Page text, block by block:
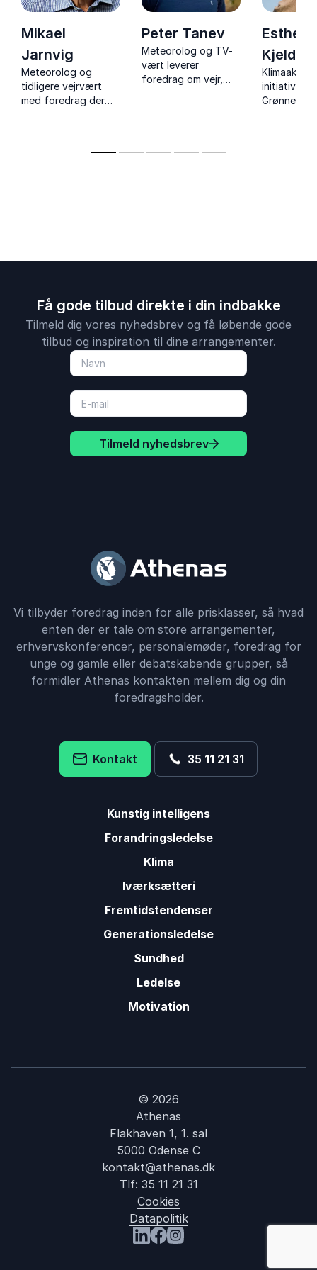
Mikael
Jarnvig
Meteorolog og
tidligere vejrvært
med foredrag der
Peter Tanev
Meteorolog og TV-
vært leverer
foredrag om vejr,
Esther
Kjeldahl
Grønne
Få gode tilbud direkte i din indbakke
Tilmeld dig vores nyhedsbrev og få løbende gode
tilbud og inspiration til dine arrangementer.
Tilmeld nyhedsbrev
Vi tilbyder foredrag inden for alle prisklasser, så hvad
enten der er tale om store arrangementer,
erhvervskonferencer, personalemøder, foredrag for
unge og gamle eller debatskabende grupper, så
formidler Athenas kontakten mellem dig og din
foredragsholder.
Kontakt 35 11 21 31
Kunstig intelligens
Forandringsledelse
Klima
Iværksætteri
Fremtidstendenser
Generationsledelse
Sundhed
Ledelse
Motivation
© 2026
Athenas
Flakhaven 1, 1. sal
5000 Odense C
kontakt@athenas.dk
Tlf: 35 11 21 31
Cookies
Datapolitik